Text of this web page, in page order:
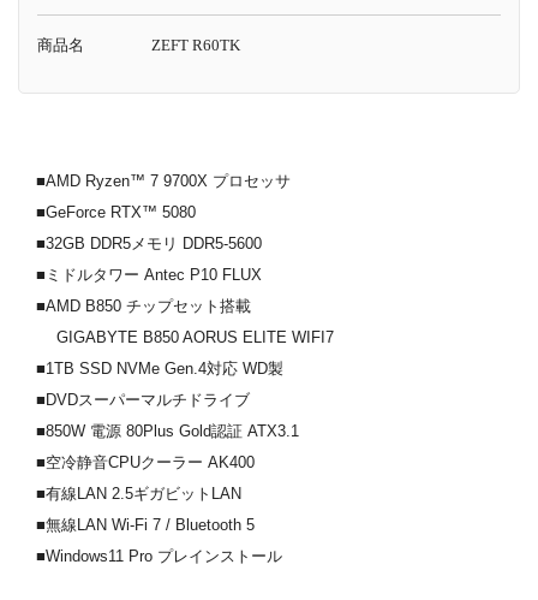
商品名 ZEFT R60TK
■AMD Ryzen™ 7 9700X プロセッサ
■GeForce RTX™ 5080
■32GB DDR5メモリ DDR5-5600
■ミドルタワー Antec P10 FLUX
■AMD B850 チップセット搭載
GIGABYTE B850 AORUS ELITE WIFI7
■1TB SSD NVMe Gen.4対応 WD製
■DVDスーパーマルチドライブ
■850W 電源 80Plus Gold認証 ATX3.1
■空冷静音CPUクーラー AK400
■有線LAN 2.5ギガビットLAN
■無線LAN Wi-Fi 7 / Bluetooth 5
■Windows11 Pro プレインストール